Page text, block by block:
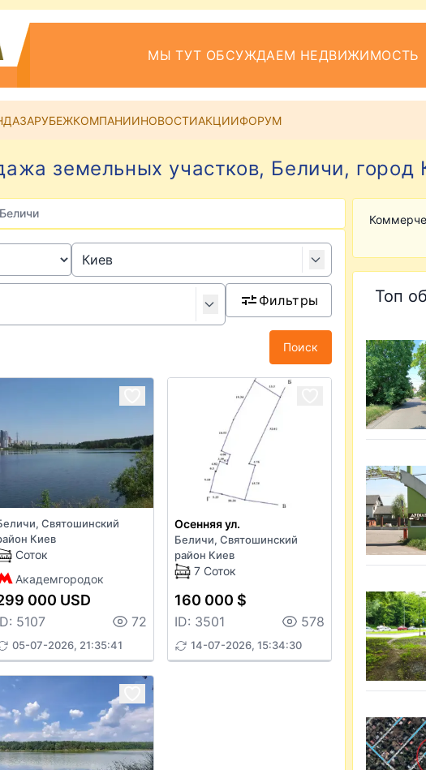
МЫ ТУТ ОБСУЖДАЕМ НЕДВИЖИМОСТЬ
ЗАРУБЕЖКОМПАНИИНОВОСТИАКЦИИФОРУМ
земельных участков, Беличи, город
Беличи
Фильтры
Поиск
Святошинский
Киев
Соток
Академгородок
000 USD
5107 72
05-07-2026, 21:35:41
Осенняя ул.
Беличи, Святошинский
район Киев
7 Соток
160 000 $
ID: 3501 578
14-07-2026, 15:34:30
Топ